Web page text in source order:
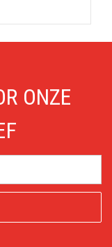
ONZE